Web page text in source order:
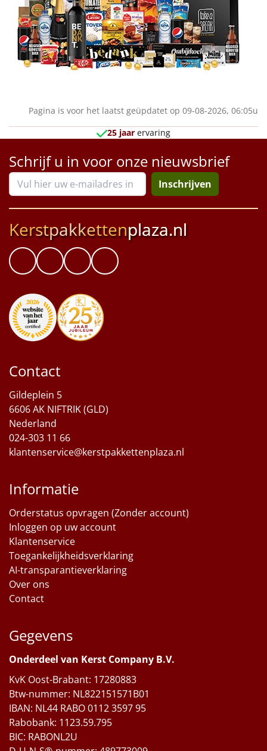
Pagina is voor het laatst geüpdatet op 09-08-2026, 06:05u
25 jaar ervaring
Schrijf u in voor onze nieuwsbrief
Inschrijven
Kerstpakkettenplaza.nl
Contact
Gildeplein 5
6606 AK NIFTRIK (GLD)
Nederland
024-303 11 66
klantenservice@kerstpakkettenplaza.nl
Informatie
Orderstatus opvragen (Zonder account)
Inloggen op uw account
Klantenservice
Toegankelijkheidsverklaring
AI-transparantieverklaring
Over ons
Contact
Gegevens
Onderdeel van Kerst Company B.V.
KvK Oost-Brabant: 17280883
Btw-nummer: NL822151571B01
IBAN: NL44 RABO 0112 3597 95
Rabobank: 1123.59.795
BIC: RABONL2U